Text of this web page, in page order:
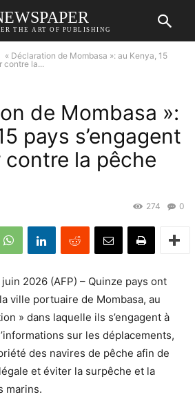
THE ART OF PUBLISHING
« Déclaration de Mombasa »: au Kenya, 15
contre la...
de Mombasa »:
pays s’engagent
contre la pêche
0
274
juin 2026 (AFP) – Quinze pays ont
ville portuaire de Mombasa, au
» dans laquelle ils s’engagent à
sur les déplacements,
des navires de pêche afin de
et éviter la surpêche et la
marins.